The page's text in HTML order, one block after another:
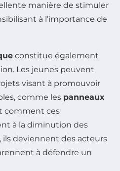
manière de stimuler
à l’importance de
constitue également
Les jeunes peuvent
visant à promouvoir
comme les panneaux
comment ces
à la diminution des
, ils deviennent des acteurs
à défendre un